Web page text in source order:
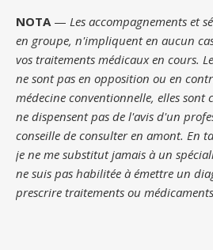
NOTA— Les accompagnements et
en groupe, n'impliquent en aucun
vos traitements médicaux en cours.
ne sont pas en opposition ou en
médecine conventionnelle, elles sont
ne dispensent pas de l'avis d'un
conseille de consulter en amont. En
je ne me substitut jamais à un
ne suis pas habilitée à émettre un
prescrire traitements ou